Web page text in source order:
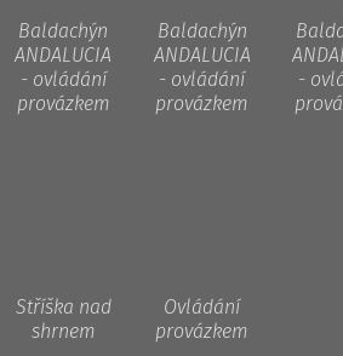
Baldachýn
ANDALUCIA
- ovládání
provázkem
Baldachýn
ANDALUCIA
- ovládání
provázkem
-
Stříška nad
shrnem
Ovládání
provázkem